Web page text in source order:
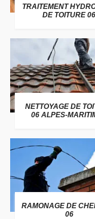
TRAITEMENT
DE TOITURE 06
NETTOYAGE DE
06 ALPES-
RAMONAGE DE
06